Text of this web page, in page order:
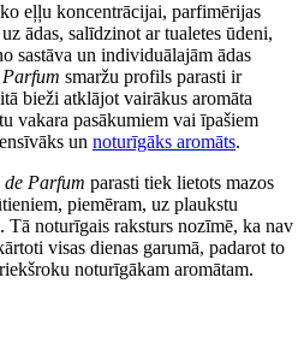
eļļu koncentrācijai, parfimērijas
ādas, salīdzinot ar tualetes ūdeni,
sastāva un individuālajām ādas
smaržu profils parasti ir
bieži atklājot vairākus aromāta
vakara pasākumiem vai īpašiem
un noturīgāks aromāts.
de Parfum parasti tiek lietots mazos
piemēram, uz plaukstu
noturīgais raksturs nozīmē, ka nav
visas dienas garumā, padarot to
noturīgākam aromātam.